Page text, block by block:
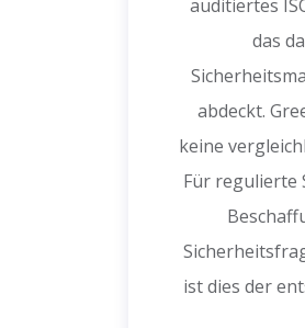
auditiertes
das
abdeckt.
keine
Für regulierte
ist dies der